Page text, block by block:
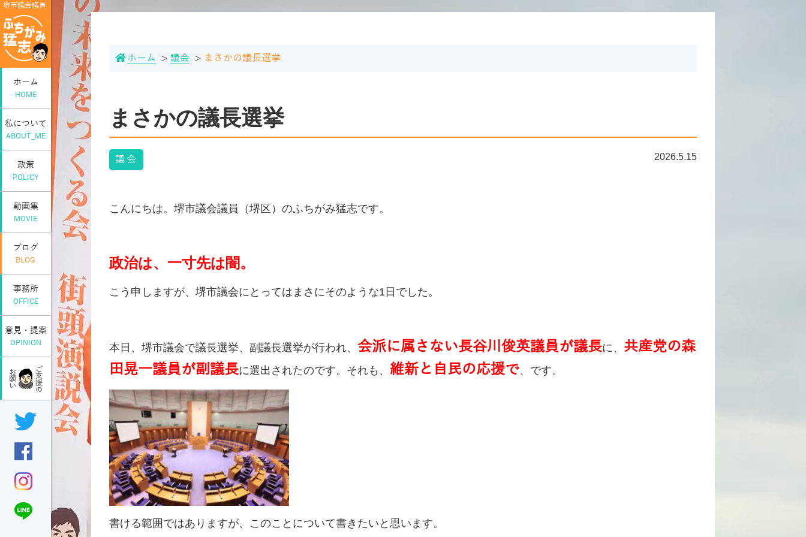
堺市議会議員
ホーム
HOME
私について
ABOUT_ME
政策
POLICY
動画集
MOVIE
ブログ
BLOG
事務所
OFFICE
意見・提案
OPINION
ホーム 議会 まさかの議長選挙
まさかの議長選挙
議会 2026.5.15
こんにちは。堺市議会議員（堺区）のふちがみ猛志です。
政治は、一寸先は闇。
こう申しますが、堺市議会にとってはまさにそのような1日でした。
本日、堺市議会で議長選挙、副議長選挙が行われ、 会派に属さない長谷川俊英議員が議長に、 共産党の森
田晃一議員が副議長に選出されたのです。それも、 維新と自民の応援で、です。
書ける範囲ではありますが、このことについて書きたいと思います。